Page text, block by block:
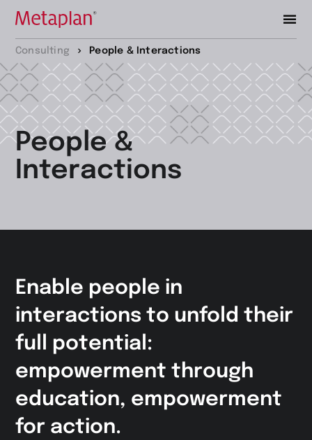
Zur
wechseln
Consulting People & Interactions
People &
Interactions
Enable people in
interactions to unfold their
full potential:
empowerment through
education, empowerment
for action.